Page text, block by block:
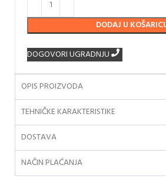
DODAJ U
DOGOVORI UGRADNJU
OPIS PROIZVODA
TEHNIČKE KARAKTERISTIKE
DOSTAVA
NAČIN PLAĆANJA